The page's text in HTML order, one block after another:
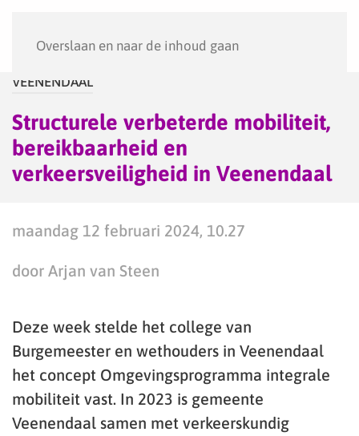
Overslaan en naar de inhoud gaan
VEENENDAAL
Structurele verbeterde mobiliteit,
bereikbaarheid en
verkeersveiligheid in Veenendaal
maandag 12 februari 2024, 10.27
door Arjan van Steen
Deze week stelde het college van
Burgemeester en wethouders in Veenendaal
het concept Omgevingsprogramma integrale
mobiliteit vast. In 2023 is gemeente
Veenendaal samen met verkeerskundig